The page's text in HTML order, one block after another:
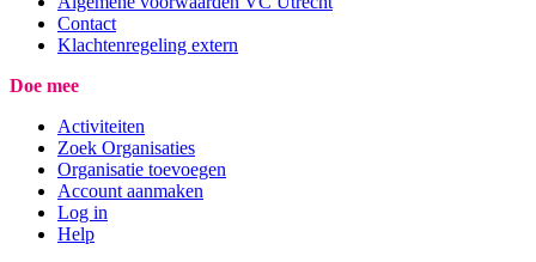
Contact
Klachtenregeling extern
Doe mee
Activiteiten
Zoek Organisaties
Organisatie toevoegen
Account aanmaken
Log in
Help